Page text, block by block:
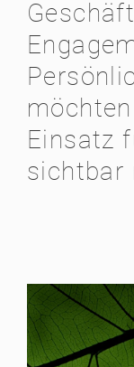
Einsatz
sichtbar